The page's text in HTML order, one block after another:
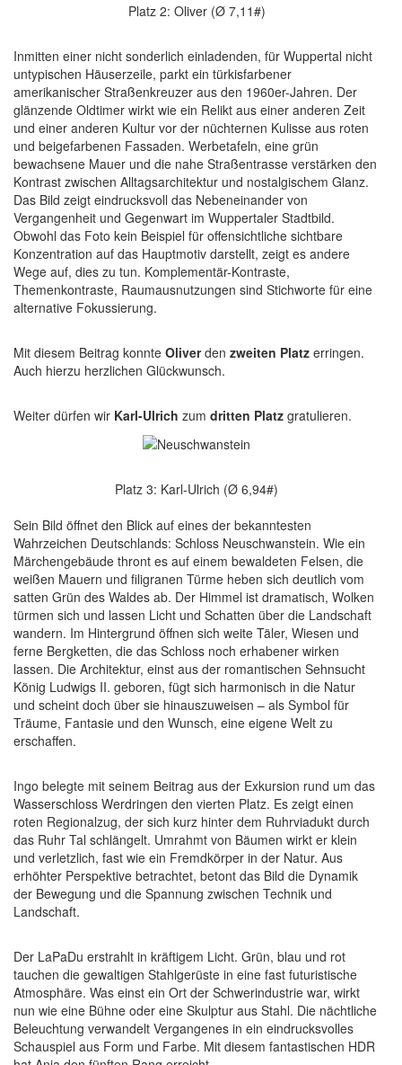
Platz 2: Oliver (Ø 7,11#)
Inmitten einer nicht sonderlich einladenden, für Wuppertal nicht
untypischen Häuserzeile, parkt ein türkisfarbener
amerikanischer Straßenkreuzer aus den 1960er-Jahren. Der
glänzende Oldtimer wirkt wie ein Relikt aus einer anderen Zeit
und einer anderen Kultur vor der nüchternen Kulisse aus roten
und beigefarbenen Fassaden. Werbetafeln, eine grün
bewachsene Mauer und die nahe Straßentrasse verstärken den
Kontrast zwischen Alltagsarchitektur und nostalgischem Glanz.
Das Bild zeigt eindrucksvoll das Nebeneinander von
Vergangenheit und Gegenwart im Wuppertaler Stadtbild.
Obwohl das Foto kein Beispiel für offensichtliche sichtbare
Konzentration auf das Hauptmotiv darstellt, zeigt es andere
Wege auf, dies zu tun. Komplementär-Kontraste,
Themenkontraste, Raumausnutzungen sind Stichworte für eine
alternative Fokussierung.
Mit diesem Beitrag konnte Oliverden zweiten Platz erringen.
Auch hierzu herzlichen Glückwunsch.
Weiter dürfen wir Karl-Ulrich zum dritten Platz gratulieren.
Platz 3: Karl-Ulrich (Ø 6,94#)
Sein Bild öffnet den Blick auf eines der bekanntesten
Wahrzeichen Deutschlands: Schloss Neuschwanstein. Wie ein
Märchengebäude thront es auf einem bewaldeten Felsen, die
weißen Mauern und filigranen Türme heben sich deutlich vom
satten Grün des Waldes ab. Der Himmel ist dramatisch, Wolken
türmen sich und lassen Licht und Schatten über die Landschaft
wandern. Im Hintergrund öffnen sich weite Täler, Wiesen und
ferne Bergketten, die das Schloss noch erhabener wirken
lassen. Die Architektur, einst aus der romantischen Sehnsucht
König Ludwigs II. geboren, fügt sich harmonisch in die Natur
und scheint doch über sie hinauszuweisen – als Symbol für
Träume, Fantasie und den Wunsch, eine eigene Welt zu
erschaffen.
Ingo belegte mit seinem Beitrag aus der Exkursion rund um das
Wasserschloss Werdringen den vierten Platz. Es zeigt einen
roten Regionalzug, der sich kurz hinter dem Ruhrviadukt durch
das Ruhr Tal schlängelt. Umrahmt von Bäumen wirkt er klein
und verletzlich, fast wie ein Fremdkörper in der Natur. Aus
erhöhter Perspektive betrachtet, betont das Bild die Dynamik
der Bewegung und die Spannung zwischen Technik und
Landschaft.
Der LaPaDu erstrahlt in kräftigem Licht. Grün, blau und rot
tauchen die gewaltigen Stahlgerüste in eine fast futuristische
Atmosphäre. Was einst ein Ort der Schwerindustrie war, wirkt
nun wie eine Bühne oder eine Skulptur aus Stahl. Die nächtliche
Beleuchtung verwandelt Vergangenes in ein eindrucksvolles
Schauspiel aus Form und Farbe. Mit diesem fantastischen HDR